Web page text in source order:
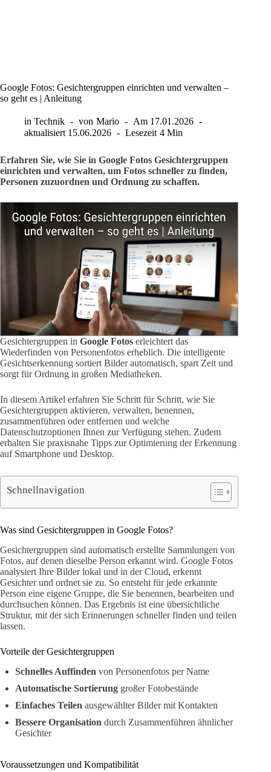
Google Fotos: Gesichtergruppen einrichten und verwalten –
so geht es | Anleitung
in Technik von Mario Am 17.01.2026
aktualisiert 15.06.2026 Lesezeit 4 Min
Erfahren Sie, wie Sie in Google Fotos Gesichtergruppen
einrichten und verwalten, um Fotos schneller zu finden,
Personen zuzuordnen und Ordnung zu schaffen.
Gesichtergruppen in Google Fotos erleichtert das
Wiederfinden von Personenfotos erheblich. Die intelligente
Gesichtserkennung sortiert Bilder automatisch, spart Zeit und
sorgt für Ordnung in großen Mediatheken.
In diesem Artikel erfahren Sie Schritt für Schritt, wie Sie
Gesichtergruppen aktivieren, verwalten, benennen,
zusammenführen oder entfernen und welche
Datenschutzoptionen Ihnen zur Verfügung stehen. Zudem
erhalten Sie praxisnahe Tipps zur Optimierung der Erkennung
auf Smartphone und Desktop.
Schnellnavigation
Was sind Gesichtergruppen in Google Fotos?
Gesichtergruppen sind automatisch erstellte Sammlungen von
Fotos, auf denen dieselbe Person erkannt wird. Google Fotos
analysiert Ihre Bilder lokal und in der Cloud, erkennt
Gesichter und ordnet sie zu. So entsteht für jede erkannte
Person eine eigene Gruppe, die Sie benennen, bearbeiten und
durchsuchen können. Das Ergebnis ist eine übersichtliche
Struktur, mit der sich Erinnerungen schneller finden und teilen
lassen.
Vorteile der Gesichtergruppen
Schnelles Auffinden von Personenfotos per Name
Automatische Sortierung großer Fotobestände
Einfaches Teilen ausgewählter Bilder mit Kontakten
Bessere Organisation durch Zusammenführen ähnlicher
Gesichter
Voraussetzungen und Kompatibilität